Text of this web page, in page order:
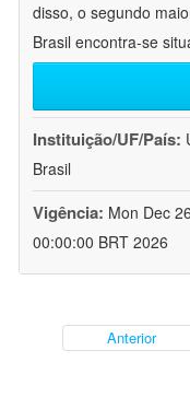
disso, o segundo
Brasil encontra-se
Instituição/UF/País:
Brasil
Vigência: Mon Dec
00:00:00 BRT 2026
Anterior